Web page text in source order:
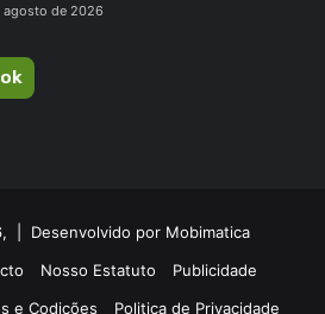
agosto de 2026
| Desenvolvido por Mobimatica
Nosso Estatuto
Publicidade
e Codições Politica de Privacidade